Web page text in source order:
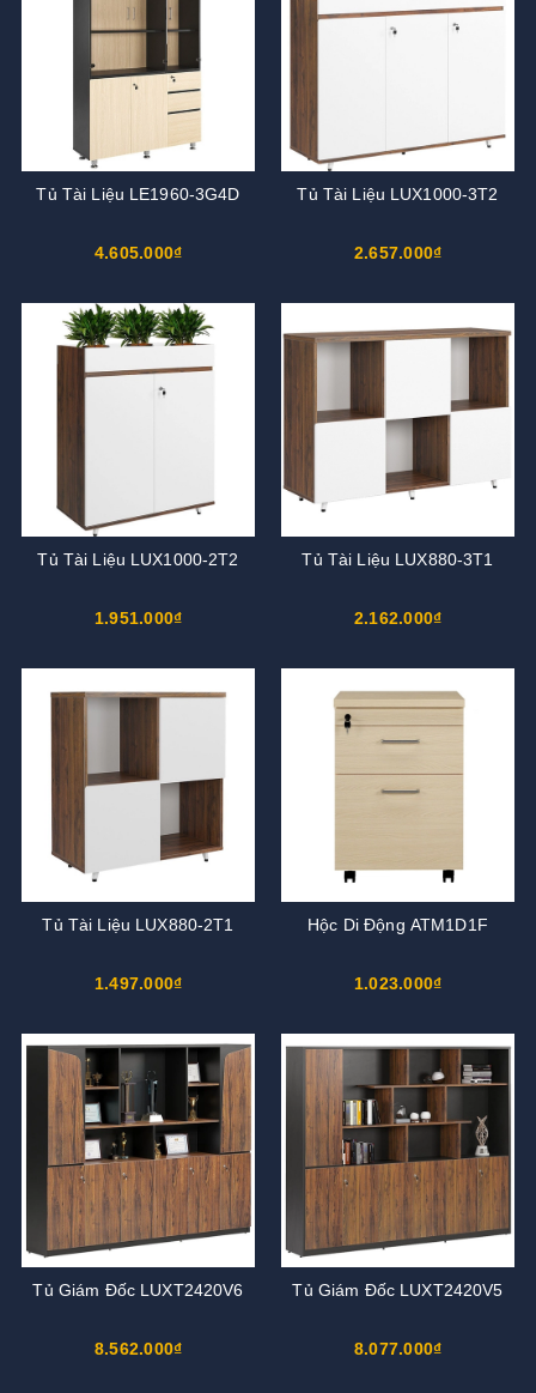
Tủ Tài Liệu LE1960-3G4D
4.605.000₫
Tủ Tài Liệu LUX1000-3T2
2.657.000₫
Tủ Tài Liệu LUX1000-2T2
1.951.000₫
Tủ Tài Liệu LUX880-3T1
2.162.000₫
Tủ Tài Liệu LUX880-2T1
1.497.000₫
Hộc Di Động ATM1D1F
1.023.000₫
Tủ Giám Đốc LUXT2420V6
8.562.000₫
Tủ Giám Đốc LUXT2420V5
8.077.000₫